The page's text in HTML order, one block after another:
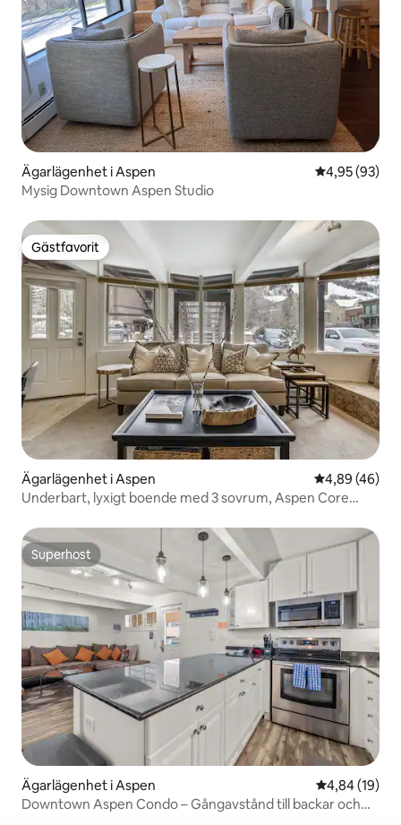
Ägarlägenhet i Aspen 4,95 av 5 i
4,95 (93)
Mysig Downtown Aspen Studio
Gästfavorit
Gästfavorit
Ägarlägenhet i Aspen 4,89 av 5 i
4,89 (46)
Underbart, lyxigt boende med 3 sovrum, Aspen Core
Superhost
Superhost
Ägarlägenhet i Aspen 4,84 av 5 i
4,84 (19)
Downtown Aspen Condo – Gångavstånd till backar och